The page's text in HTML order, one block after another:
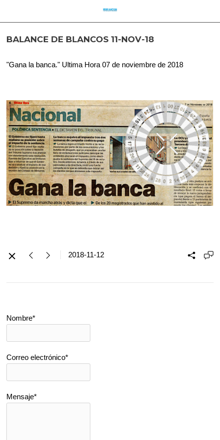
BALANCE DE BLANCOS 11-NOV-18
"Gana la banca." Ultima Hora 07 de noviembre de 2018
2018-11-12
Nombre*
Correo electrónico*
Mensaje*